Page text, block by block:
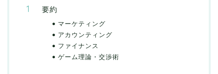
要約
マーケティング
アカウンティング
ファイナンス
ゲーム理論・交渉術